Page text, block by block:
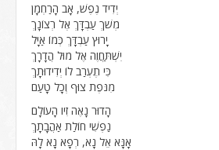
יְדִיד נֶפֶשׁ, אָב הָרַחְמָן
מְשֹׁךְ עַבְדָּךְ אֶל רְצוֹנָךְ
יָרוּץ עַבְדָּךְ כְּמוֹ אַיָּל
יִשְׁתַּחֲוֶה אֶל מוּל הֲדָרָךְ
כִּי תֶעְרַב לוֹ יְדִידוּתָךְ
מִנֹּפֶת צוּף וְכָל טָעַם
הָדוּר נָאֶה זִיו הָעוֹלָם
נַפְשִׁי חוֹלַת אַהֲבָתָךְ
אָנָּא אֵל נָא, רְפָא נָא לָהּ